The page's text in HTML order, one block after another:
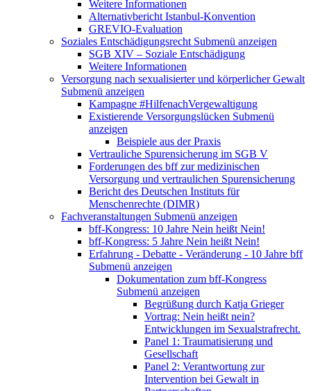
Weitere Informationen
Alternativbericht Istanbul-Konvention
GREVIO-Evaluation
Soziales Entschädigungsrecht Submenü anzeigen
SGB XIV – Soziale Entschädigung
Weitere Informationen
Versorgung nach sexualisierter und körperlicher Gewalt
Submenü anzeigen
Kampagne #HilfenachVergewaltigung
Existierende Versorgungslücken Submenü
anzeigen
Beispiele aus der Praxis
Vertrauliche Spurensicherung im SGB V
Forderungen des bff zur medizinischen
Versorgung und vertraulichen Spurensicherung
Bericht des Deutschen Instituts für
Menschenrechte (DIMR)
Fachveranstaltungen Submenü anzeigen
bff-Kongress: 10 Jahre Nein heißt Nein!
bff-Kongress: 5 Jahre Nein heißt Nein!
Erfahrung - Debatte - Veränderung - 10 Jahre bff
Submenü anzeigen
Dokumentation zum bff-Kongress
Submenü anzeigen
Begrüßung durch Katja Grieger
Vortrag: Nein heißt nein?
Entwicklungen im Sexualstrafrecht.
Panel 1: Traumatisierung und
Gesellschaft
Panel 2: Verantwortung zur
Intervention bei Gewalt in